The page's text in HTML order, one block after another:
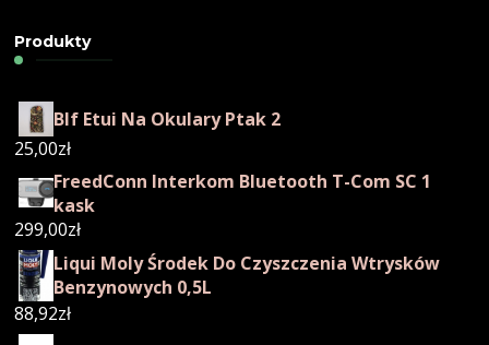
Produkty
Blf Etui Na Okulary Ptak 2
25,00zł
FreedConn Interkom Bluetooth T-Com SC 1
kask
299,00zł
Liqui Moly Środek Do Czyszczenia Wtrysków
Benzynowych 0,5L
88,92zł